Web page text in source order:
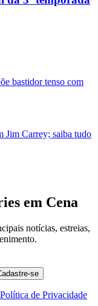
bastidor tenso com
Jim Carrey; saiba tudo
em Cena
notícias, estreias,
se
Política de Privacidade